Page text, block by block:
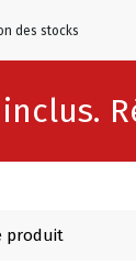
des stocks